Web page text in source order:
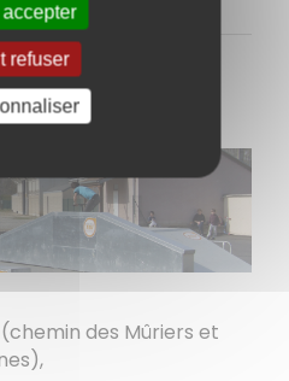
Chagnotins
des Mûriers et
accepter
refuser